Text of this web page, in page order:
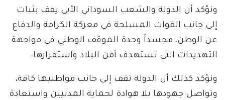
ونؤكد أن الدولة والشعب السوداني الأبي يقف بثبات
إلى جانب القوات المسلحة في معركة الكرامة والدفاع
عن الوطن، مجسداً وحدة الموقف الوطني في مواجهة
التهديدات التي تستهدف أمن البلاد واستقرارها.
ونؤكد كذلك أن الدولة تقف إلى جانب مواطنيها كافة،
وتواصل جهودها بلا هوادة لحماية المدنيين واستعادة